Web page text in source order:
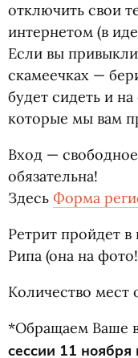
отключить свои
интернетом (в
Если вы
скамеечках —
будет сидеть и
которые мы вам
Вход —
обязательна!
Здесь Форма
Ретрит пройдет
Рипа (она на
Количество мест
*Обращаем Ваше
сессии 11 ноября